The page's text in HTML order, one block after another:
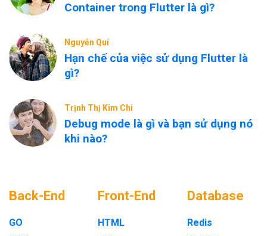
Container trong Flutter là gì?
Nguyễn Quí
Hạn chế của việc sử dụng Flutter là
gì?
Trịnh Thị Kim Chi
Debug mode là gì và bạn sử dụng nó
khi nào?
Back-End
GO
Front-End
HTML
Database
Redis